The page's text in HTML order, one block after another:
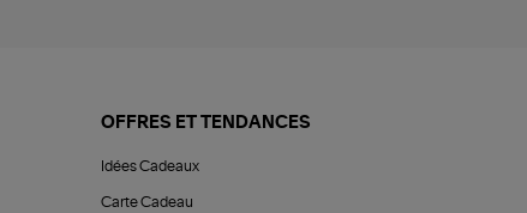
OFFRES ET TENDANCES
Idées Cadeaux
Carte Cadeau